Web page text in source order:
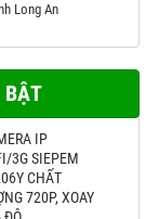
Long An
BẬT
IP
3G SIEPEM
CHẤT
720P, XOAY